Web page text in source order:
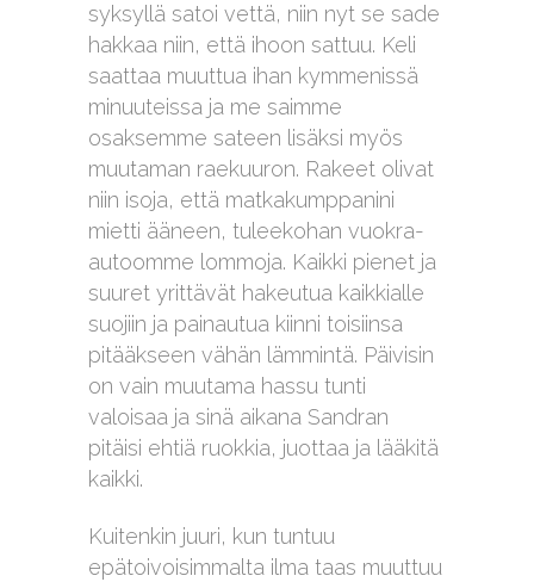
syksyllä satoi vettä, niin nyt se sade
hakkaa niin, että ihoon sattuu. Keli
saattaa muuttua ihan kymmenissä
minuuteissa ja me saimme
osaksemme sateen lisäksi myös
muutaman raekuuron. Rakeet olivat
niin isoja, että matkakumppanini
mietti ääneen, tuleekohan vuokra-
autoomme lommoja. Kaikki pienet ja
suuret yrittävät hakeutua kaikkialle
suojiin ja painautua kiinni toisiinsa
pitääkseen vähän lämmintä. Päivisin
on vain muutama hassu tunti
valoisaa ja sinä aikana Sandran
pitäisi ehtiä ruokkia, juottaa ja lääkitä
kaikki.
Kuitenkin juuri, kun tuntuu
epätoivoisimmalta ilma taas muuttuu